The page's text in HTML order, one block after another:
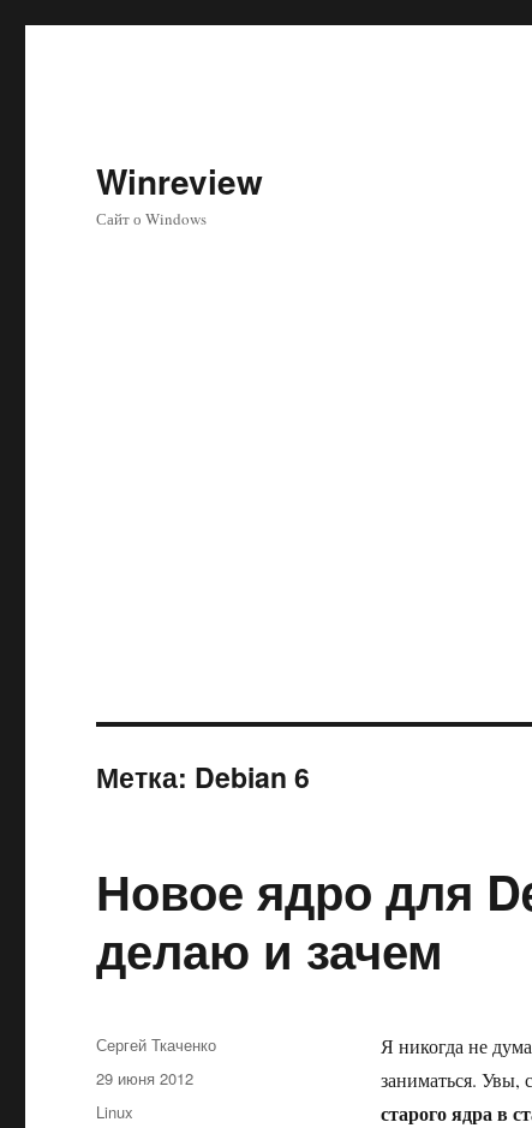
Winreview
Сайт о Windows
Метка: Debian 6
Новое ядро для
делаю и зачем
Я никогда не
заниматься. Увы,
старого ядра в
Автор
Сергей Ткаченко
Опубликовано
29 июня 2012
Рубрики
Linux